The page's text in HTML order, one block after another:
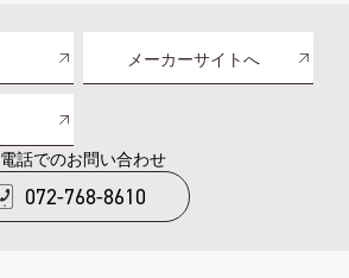
メーカーサイトへ
電話でのお問い合わせ
072-768-8610